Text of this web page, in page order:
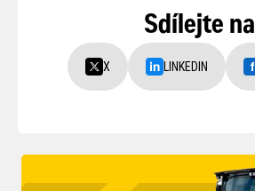
Sdílejte na
X LINKEDIN